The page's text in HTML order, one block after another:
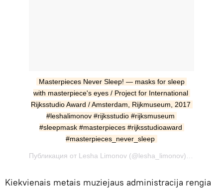
Masterpieces Never Sleep! — masks for sleep
with masterpiece's eyes / Project for International
Rijksstudio Award / Amsterdam, Rijkmuseum, 2017
#leshalimonov #rijksstudio #rijksmuseum
#sleepmask #masterpieces #rijksstudioaward
#masterpieces_never_sleep
Kiekvienais metais muziejaus administracija rengia